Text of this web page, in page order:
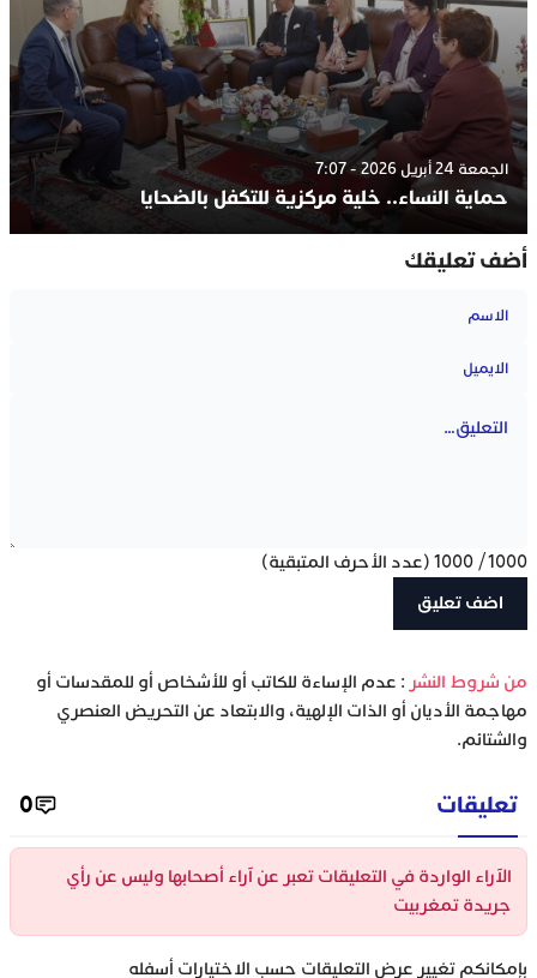
الجمعة 24 أبريل 2026 - 7:07
حماية النساء.. خلية مركزية للتكفل بالضحايا
أضف تعليقك
1000
/
1000 (عدد الأحرف المتبقية)
‫من شروط النشر : عدم الإساءة للكاتب أو للأشخاص أو للمقدسات أو
مهاجمة الأديان أو الذات الإلهية، والابتعاد عن التحريض العنصري
والشتائم.
تعليقات 0
الآراء الواردة في التعليقات تعبر عن آراء أصحابها وليس عن رأي
جريدة تمغربيت
بإمكانكم تغيير عرض التعليقات حسب الاختيارات أسفله